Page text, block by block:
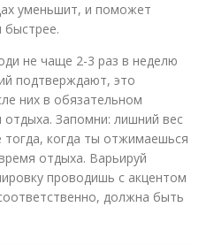
уменьшит, и поможет
быстрее.
не чаще 2-3 раз в неделю
подтверждают, это
них в обязательном
отдыха. Запомни: лишний вес
когда ты отжимаешься
отдыха. Варьируй
проводишь с акцентом
должна быть